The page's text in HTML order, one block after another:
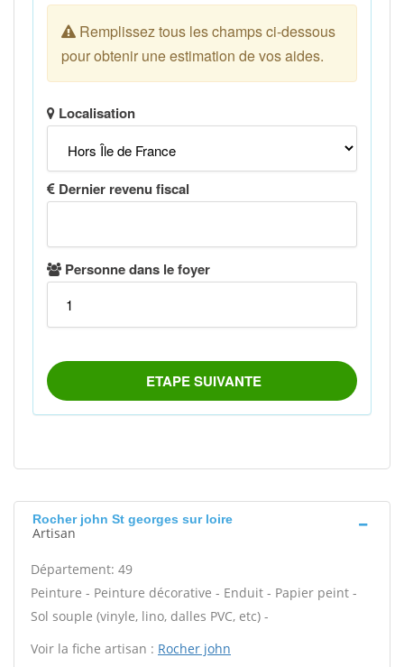
Rocher john St georges sur loire
Artisan
Département: 49
Peinture - Peinture décorative - Enduit - Papier peint -
Sol souple (vinyle, lino, dalles PVC, etc) -
Voir la fiche artisan : Rocher john